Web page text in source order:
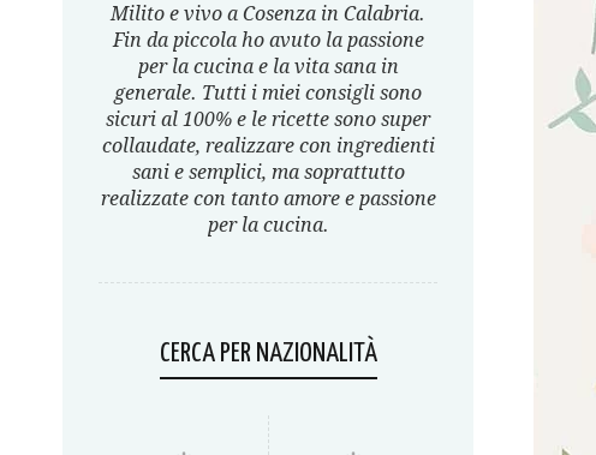
Milito e vivo a Cosenza in Calabria.
Fin da piccola ho avuto la passione
per la cucina e la vita sana in
generale. Tutti i miei consigli sono
sicuri al 100% e le ricette sono super
collaudate, realizzare con ingredienti
sani e semplici, ma soprattutto
realizzate con tanto amore e passione
per la cucina.
CERCA PER NAZIONALITÀ